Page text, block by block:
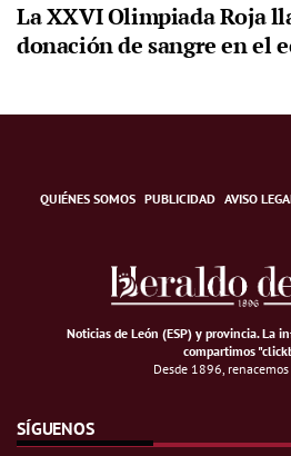
La XXVI Olimpiada Roja
donación de sangre en el
QUIÉNES SOMOS PUBLICIDAD AVISO
Noticias de León (ESP) y provincia. La
compartimos
Desde 1896,
SÍGUENOS